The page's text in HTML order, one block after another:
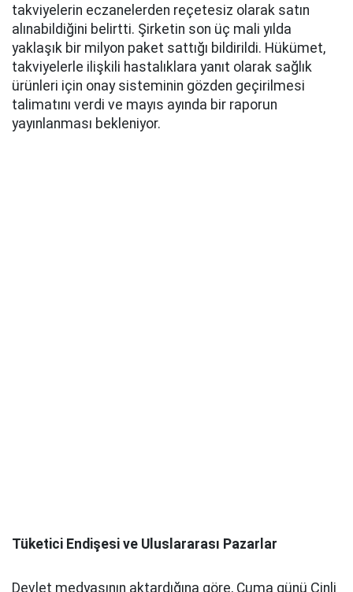
takviyelerin eczanelerden reçetesiz olarak satın
alınabildiğini belirtti. Şirketin son üç mali yılda
yaklaşık bir milyon paket sattığı bildirildi. Hükümet,
takviyelerle ilişkili hastalıklara yanıt olarak sağlık
ürünleri için onay sisteminin gözden geçirilmesi
talimatını verdi ve mayıs ayında bir raporun
yayınlanması bekleniyor.
Tüketici Endişesi ve Uluslararası Pazarlar
Devlet medyasının aktardığına göre, Cuma günü Çinli